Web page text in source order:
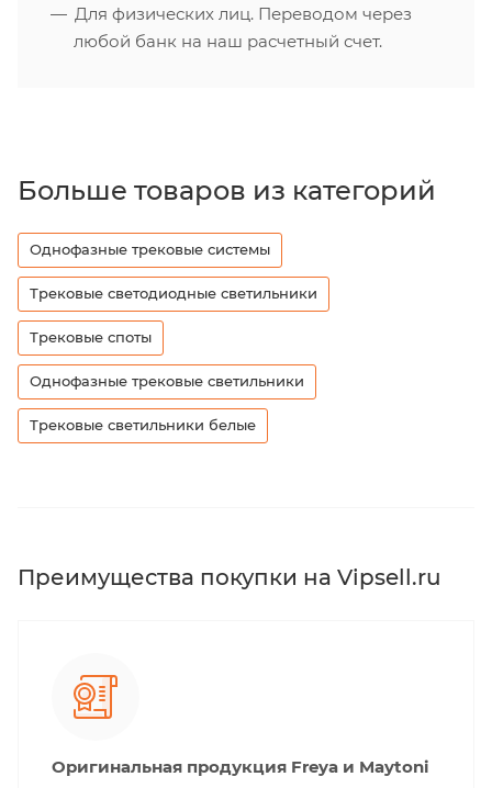
Для физических лиц. Переводом через
любой банк на наш расчетный счет.
Больше товаров из категорий
Однофазные трековые системы
Трековые светодиодные светильники
Трековые споты
Однофазные трековые светильники
Трековые светильники белые
Преимущества покупки на Vipsell.ru
Оригинальная продукция Freya и Maytoni